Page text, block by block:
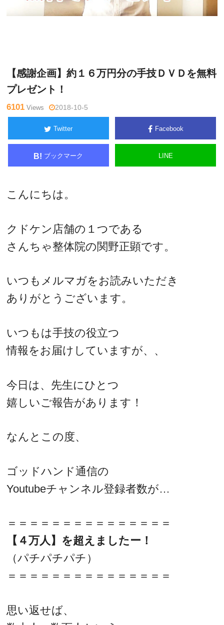
【感謝企画】約１６万円分の手技ＤＶＤを無料
プレゼント！
6101 Views 2018-10-5
Twitter Facebook
B! ブックマーク LINE
こんにちは。
クドケン店舗の１つである
さんちゃ整体院の関野正顕です。
いつもメルマガをお読みいただき
ありがとうございます。
いつもは手技の役立つ
情報をお届けしていますが、、
今日は、先生にひとつ
嬉しいご報告があります！
なんとこの度、
ゴッドハンド通信の
Youtubeチャンネル登録者数が…
＝＝＝＝＝＝＝＝＝＝＝＝＝＝＝
【４万人】を超えましたー！
（パチパチパチ）
＝＝＝＝＝＝＝＝＝＝＝＝＝＝＝
思い返せば、